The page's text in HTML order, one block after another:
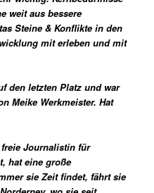
weit aus bessere
Steine & Konflikte in den
mit erleben und mit
den letzten Platz und war
Meike Werkmeister. Hat
freie Journalistin für
hat eine große
sie Zeit findet, fährt sie